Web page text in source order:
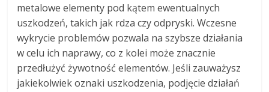
metalowe elementy pod kątem ewentualnych
uszkodzeń, takich jak rdza czy odpryski. Wczesne
wykrycie problemów pozwala na szybsze działania
w celu ich naprawy, co z kolei może znacznie
przedłużyć żywotność elementów. Jeśli zauważysz
jakiekolwiek oznaki uszkodzenia, podjęcie działań